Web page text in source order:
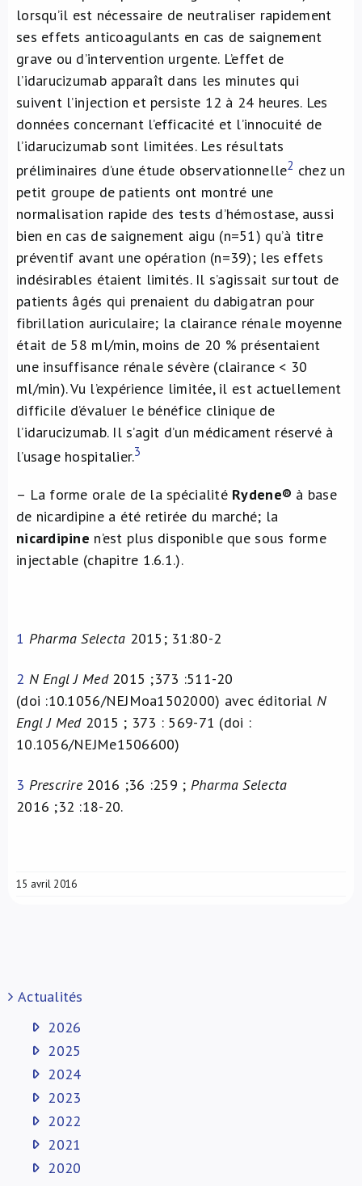
lorsqu’il est nécessaire de neutraliser rapidement
ses effets anticoagulants en cas de saignement
grave ou d’intervention urgente. L’effet de
l’idarucizumab apparaît dans les minutes qui
suivent l’injection et persiste 12 à 24 heures. Les
données concernant l’efficacité et l’innocuité de
l’idarucizumab sont limitées. Les résultats
préliminaires d’une étude observationnelle2 chez un
petit groupe de patients ont montré une
normalisation rapide des tests d’hémostase, aussi
bien en cas de saignement aigu (n=51) qu’à titre
préventif avant une opération (n=39); les effets
indésirables étaient limités. Il s’agissait surtout de
patients âgés qui prenaient du dabigatran pour
fibrillation auriculaire; la clairance rénale moyenne
était de 58 ml/min, moins de 20 % présentaient
une insuffisance rénale sévère (clairance < 30
ml/min). Vu l’expérience limitée, il est actuellement
difficile d’évaluer le bénéfice clinique de
l’idarucizumab. Il s’agit d’un médicament réservé à
l’usage hospitalier.3
– La forme orale de la spécialité Rydene® à base
de nicardipine a été retirée du marché; la
nicardipine n’est plus disponible que sous forme
injectable (chapitre 1.6.1.).
1 Pharma Selecta 2015; 31:80-2
2 N Engl J Med2015 ;373 :511-20
(doi :10.1056/NEJMoa1502000) avec éditorial N
Engl J Med2015 ; 373 : 569-71 (doi :
10.1056/NEJMe1506600)
3 Prescrire 2016 ;36 :259 ; Pharma Selecta
2016 ;32 :18-20.
15 avril 2016
Actualités
2026
2025
2024
2023
2022
2021
2020